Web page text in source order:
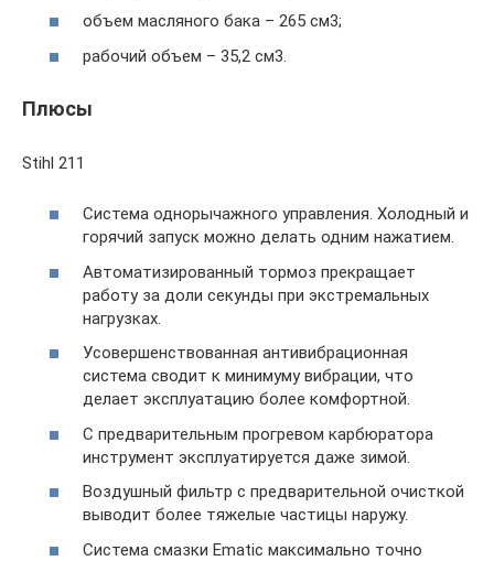
объем масляного бака – 265 см3;
рабочий объем – 35,2 см3.
Плюсы
Stihl 211
Система однорычажного управления. Холодный и
горячий запуск можно делать одним нажатием.
Автоматизированный тормоз прекращает
работу за доли секунды при экстремальных
нагрузках.
Усовершенствованная антивибрационная
система сводит к минимуму вибрации, что
делает эксплуатацию более комфортной.
С предварительным прогревом карбюратора
инструмент эксплуатируется даже зимой.
Воздушный фильтр с предварительной очисткой
выводит более тяжелые частицы наружу.
Система смазки Ematic максимально точно